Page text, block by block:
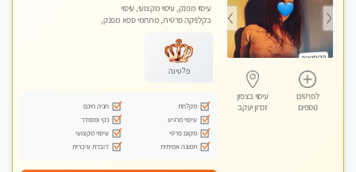
לפרטים
נוספים
עיסוי בצפון
זכרון יעקב
עיסוי מפנק, עיסוי מקצועי, עיסוי
בקלניקה פרטית, מתחמי ספא מפנק,
פלטינה
מקלחת
חניה חינם
עיסוי מרגיע
נקי ומסודר
מקום פרטי
עיסוי מקצועי
תמונה אמיתית
דוברת עיברית